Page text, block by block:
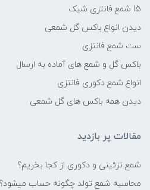
15 شمع فانتزی شیک
دیدن انواع باکس گل شمعی
ست شمع فانتزی
باکس گل و شمع های آماده به ارسال
انواع شمع دکوری فانتزی
دیدن همه باکس های گل شمعی
مقالات پر بازدید
شمع تزئینی و دکوری از کجا بخریم؟
محاسبه شمع تولد چگونه حساب میشود؟